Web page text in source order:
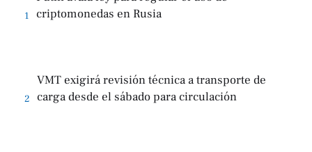
1
criptomonedas en Rusia
2
VMT exigirá revisión técnica a transporte de
carga desde el sábado para circulación